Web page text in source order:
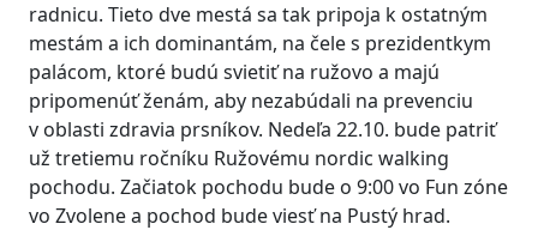
radnicu. Tieto dve mestá sa tak pripoja k ostatným
mestám a ich dominantám, na čele s prezidentkym
palácom, ktoré budú svietiť na ružovo a majú
pripomenúť ženám, aby nezabúdali na prevenciu
v oblasti zdravia prsníkov. Nedeľa 22.10. bude patriť
už tretiemu ročníku Ružovému nordic walking
pochodu. Začiatok pochodu bude o 9:00 vo Fun zóne
vo Zvolene a pochod bude viesť na Pustý hrad.